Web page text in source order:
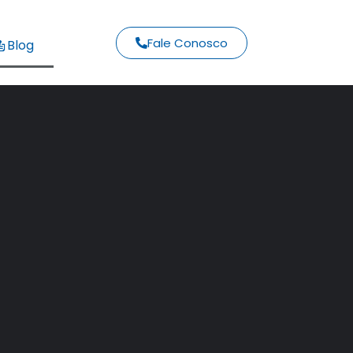
Blog Fale Conosco